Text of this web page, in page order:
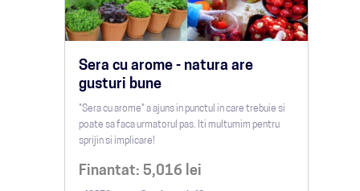
Sera cu arome - natura are
gusturi bune
"Sera cu arome" a ajuns in punctul in care trebuie si
poate sa faca urmatorul pas. Iti multumim pentru
sprijin si implicare!
Finantat: 5,016 lei